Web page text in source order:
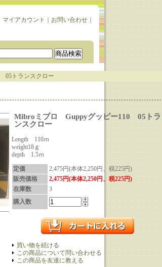
マイアカウント お問い合わせ｜
05トランスクロー
Mibroミブロ Guppyグッピー110 05トラ
ンスクロー
Length 110ｍ
weight18ｇ
depth 1.5ｍ
定価
2,475円(本体2,250円、税225円)
販売価格
2,475円(本体2,250円、税225円)
在庫数
3
購入数
買い物を続ける
この商品について問い合わせる
この商品を友達に教える